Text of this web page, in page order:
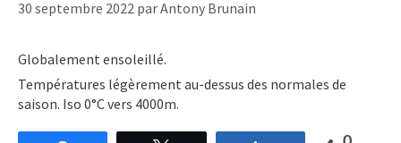
30 septembre 2022 parAntony Brunain
Globalement ensoleillé.
Températures légèrement au-dessus des normales de
saison. Iso 0°C vers 4000m.